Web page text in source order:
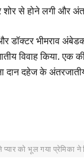
शोर से होने लगी और
भीमराव
विवाह किया.
दान दहेज के
प्यार को भूल गया प्रेमिका